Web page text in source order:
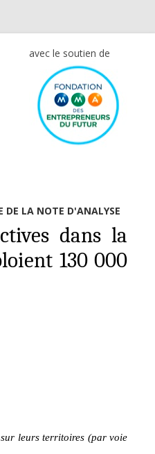
avec le soutien de
DE LA NOTE D'ANALYSE
dans la
130 000
leurs territoires (par voie